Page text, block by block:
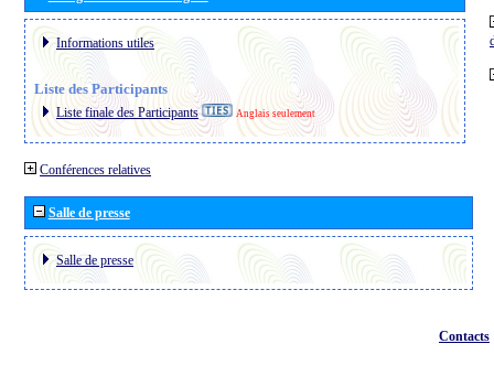
Informations utiles
Liste des Participants
Liste finale des Participants Anglais seulement
Conférences relatives
Salle de presse
Salle de presse
Contacts